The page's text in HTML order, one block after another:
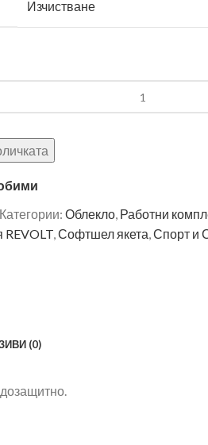
Изчистване
Категории: Облекло, Работни
REVOLT,Софтшел якета,Спорт и
(0)